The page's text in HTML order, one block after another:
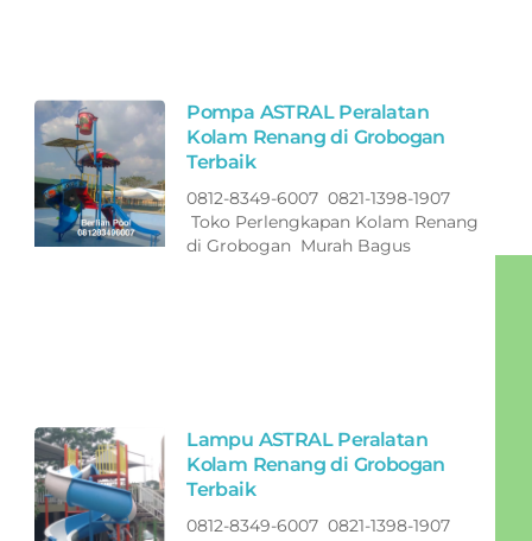
Pompa ASTRAL Peralatan
Kolam Renang di Grobogan
Terbaik
0812-8349-6007 0821-1398-1907
Toko Perlengkapan Kolam Renang
di Grobogan Murah Bagus
Lampu ASTRAL Peralatan
Kolam Renang di Grobogan
Terbaik
0812-8349-6007 0821-1398-1907